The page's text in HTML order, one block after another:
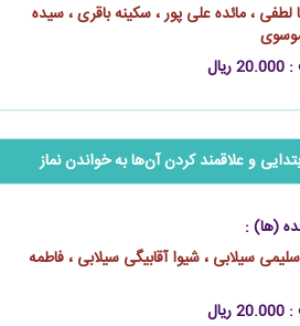
لطفی ، مائده علی‌ پور ، سکینه باقری ، سیده
و علاقمند کردن آن‌ها به خواندن نماز
(ها) :
سیلابی ، شیوا آقابیگی سیلابی ، فاطمه